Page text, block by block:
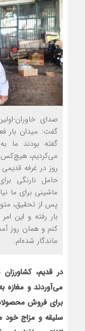
صدای خاوران-
گفت: میدان بار
گفته بودند ما
می‌کردیم، هیچ‌کس
روز در غرفه
حامل نارنگی
ماشینی برای ما
پس‌ از تحقیق،
بار رفته و این
ماندگار شده‌ام.
در قدیم،
می‌آوردند و مغازه
برای فروش
سلیقه و مزاج